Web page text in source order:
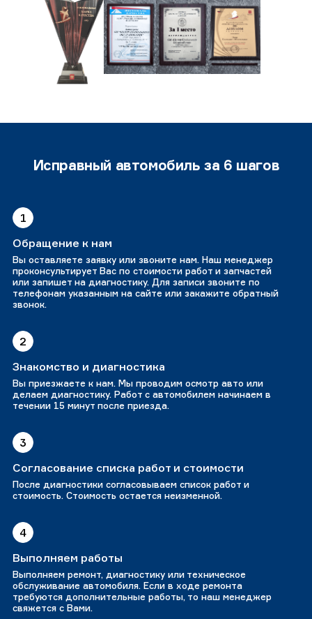
Исправный автомобиль за 6 шагов
1
Обращение к нам
Вы оставляете заявку или звоните нам. Наш менеджер
проконсультирует Вас по стоимости работ и запчастей
или запишет на диагностику. Для записи звоните по
телефонам указанным на сайте или закажите обратный
звонок.
2
Знакомство и диагностика
Вы приезжаете к нам. Мы проводим осмотр авто или
делаем диагностику. Работ с автомобилем начинаем в
течении 15 минут после приезда.
3
Согласование списка работ и стоимости
После диагностики согласовываем список работ и
стоимость. Стоимость остается неизменной.
4
Выполняем работы
Выполняем ремонт, диагностику или техническое
обслуживание автомобиля. Если в ходе ремонта
требуются дополнительные работы, то наш менеджер
свяжется с Вами.